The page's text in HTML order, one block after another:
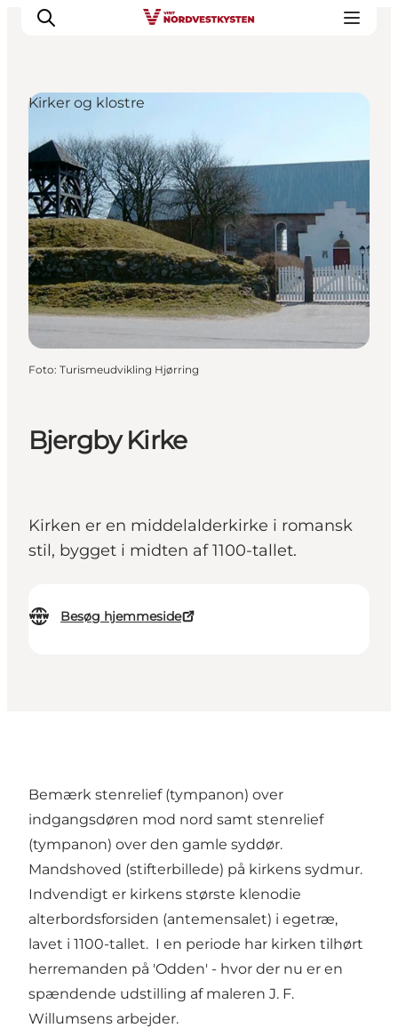
Feriesteder
Inspiration
Handicapvenlig ferie
Events
Overnatning
Planlæg din ferie
Bjergby Kirke
Kirken er en middelalderkirke i romansk
stil, bygget i midten af 1100-tallet.
Besøg hjemmeside
Kirker og klostre
Foto: Turismeudvikling Hjørring
Bemærk stenrelief (tympanon) over
indgangsdøren mod nord samt stenrelief
(tympanon) over den gamle syddør.
Mandshoved (stifterbillede) på kirkens sydmur.
Indvendigt er kirkens største klenodie
alterbordsforsiden (antemensalet) i egetræ,
lavet i 1100-tallet. I en periode har kirken tilhørt
herremanden på 'Odden' - hvor der nu er en
spændende udstilling af maleren J. F.
Willumsens arbejder.